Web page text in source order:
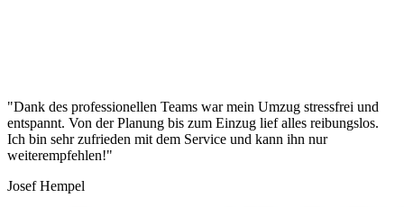
"Dank des professionellen Teams war mein Umzug stressfrei und
entspannt. Von der Planung bis zum Einzug lief alles reibungslos.
Ich bin sehr zufrieden mit dem Service und kann ihn nur
weiterempfehlen!"
Josef Hempel